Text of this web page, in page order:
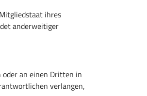
ihres
anderweitiger
an einen Dritten in
verlangen,